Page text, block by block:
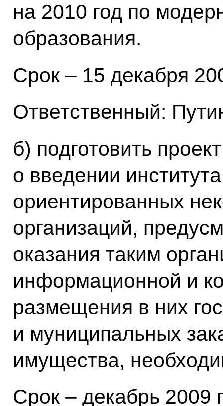
на 2010 год по
образования.
Срок – 15 декабря
Ответственный:
б) подготовить
о введении
ориентированных
организаций,
оказания таким
информационной и
размещения в них
и муниципальных
имущества,
Срок – декабрь 2009